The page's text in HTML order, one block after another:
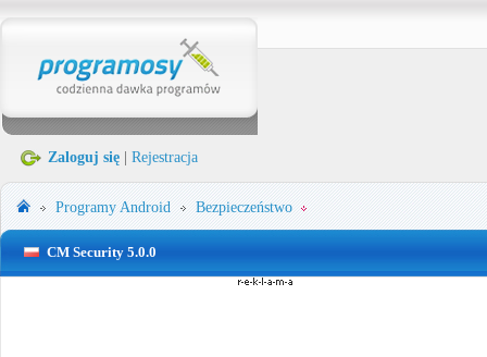
Zaloguj się Rejestracja
ProgramyAndroid Bezpieczeństwo
CM Security 5.0.0